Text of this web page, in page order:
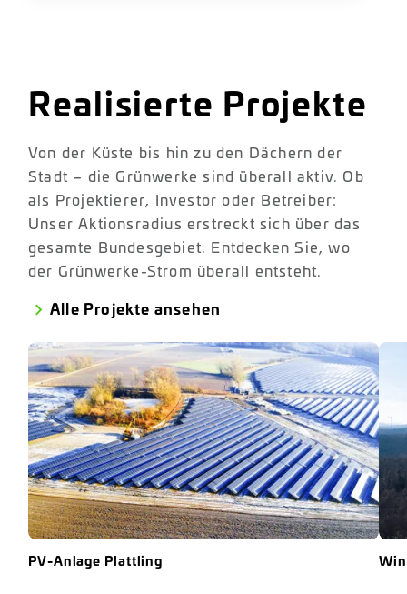
Realisierte Projekte
Von der Küste bis hin zu den Dächern der
Stadt – die Grünwerke sind überall aktiv. Ob
als Projektierer, Investor oder Betreiber:
Unser Aktionsradius erstreckt sich über das
gesamte Bundesgebiet. Entdecken Sie, wo
der Grünwerke-Strom überall entsteht.
Alle Projekte ansehen
PV-Anlage Plattling